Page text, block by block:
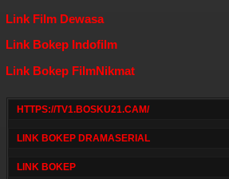
Link Film Dewasa
Link Bokep Indofilm
Link Bokep FilmNikmat
HTTPS://TV1.BOSKU21.CAM/
LINK BOKEP DRAMASERIAL
LINK BOKEP